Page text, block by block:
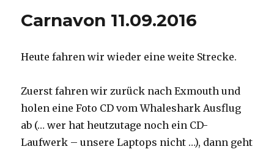
Carnavon 11.09.2016
Heute fahren wir wieder eine weite Strecke.
Zuerst fahren wir zurück nach Exmouth und
holen eine Foto CD vom Whaleshark Ausflug
ab (… wer hat heutzutage noch ein CD-
Laufwerk – unsere Laptops nicht …), dann geht